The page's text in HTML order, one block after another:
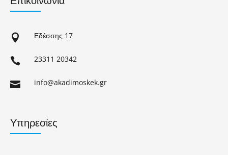
 Εδέσσης 17
 23311 20342
 info@akadimoskek.gr
Υπηρεσίες